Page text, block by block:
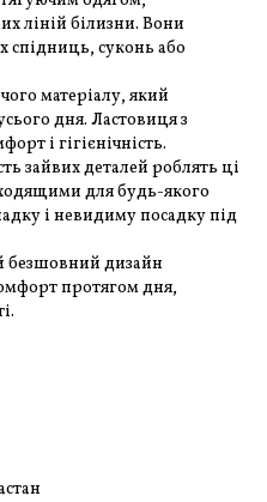
ліній білизни. Вони
спідниць, суконь або
матеріалу, який
дня. Ластовиця з
і гігієнічність.
зайвих деталей роблять ці
для будь-якого
і невидиму посадку під
безшовний дизайн
протягом дня,